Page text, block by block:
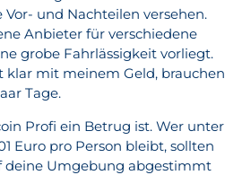
und Nachteilen versehen.
Anbieter für verschiedene
grobe Fahrlässigkeit vorliegt.
mit meinem Geld, brauchen
Tage.
Profi ein Betrug ist. Wer unter
Euro pro Person bleibt, sollten
deine Umgebung abgestimmt